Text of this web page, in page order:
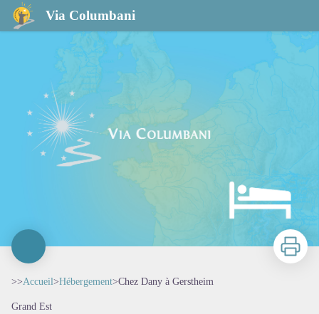
Via Columbani
Chez Dany à Gerstheim
Imprimer
>>Accueil>Hébergement>Chez Dany à Gerstheim
Grand Est